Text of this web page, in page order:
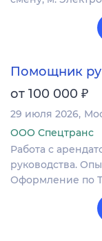
Помощник
от 100 000 ₽
29 июля 2026
ООО Спецтранс
Работа с
руководства.
Оформление по